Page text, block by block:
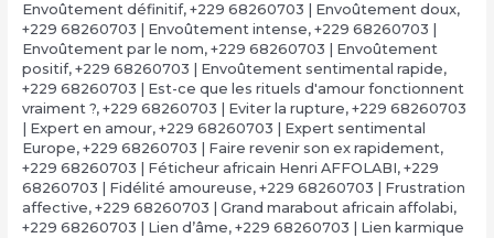
Envoûtement définitif, +229 68260703 | Envoûtement doux,
+229 68260703 | Envoûtement intense, +229 68260703 |
Envoûtement par le nom, +229 68260703 | Envoûtement
positif, +229 68260703 | Envoûtement sentimental rapide,
+229 68260703 | Est-ce que les rituels d'amour fonctionnent
vraiment ?, +229 68260703 | Eviter la rupture, +229 68260703
| Expert en amour, +229 68260703 | Expert sentimental
Europe, +229 68260703 | Faire revenir son ex rapidement,
+229 68260703 | Féticheur africain Henri AFFOLABI, +229
68260703 | Fidélité amoureuse, +229 68260703 | Frustration
affective, +229 68260703 | Grand marabout africain affolabi,
+229 68260703 | Lien d’âme, +229 68260703 | Lien karmique